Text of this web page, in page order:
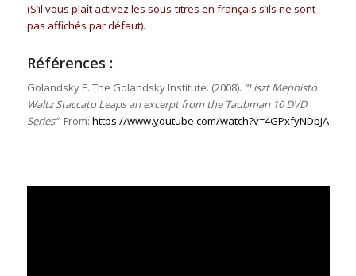
(S’il vous plaît activez les sous-titres en français s’ils ne sont
pas affichés par défaut).
Références :
Golandsky E. The Golandsky Institute. (2008). “Liszt Mephisto
Waltz Staccato Leaps an excerpt from the Taubman 10 DVD
Series”. From: https://www.youtube.com/watch?v=4GPxfyNDbjA